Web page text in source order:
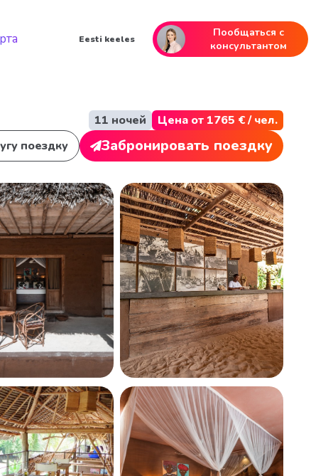
Eesti keeles
Пообщаться с
консультантом
11 ночей Цена от 1765 € / чел.
поездку Забронировать поездку